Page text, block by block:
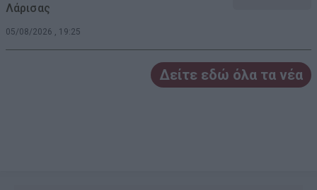
Λάρισας
05/08/2026 , 19:25
Δείτε εδώ όλα τα νέα